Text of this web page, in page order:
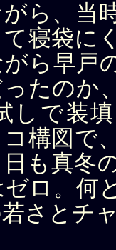
ら、当
寝袋に
ら早戸
たのか
しで装
構図で
も真冬
ロ。何
さとチ